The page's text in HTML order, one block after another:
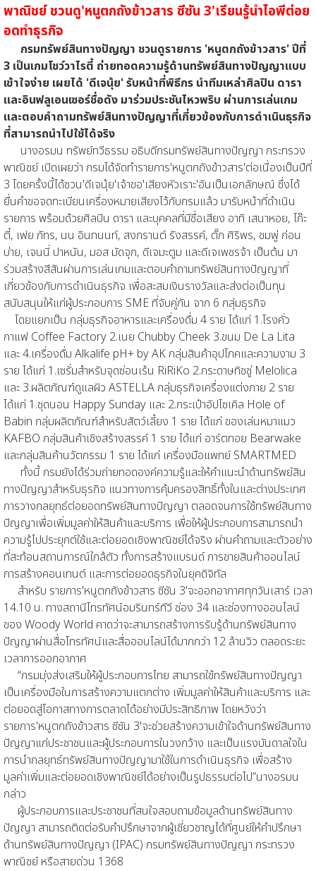
พาณิชย์ ชวนดู'หนูตกถังข้าวสาร ซีซัน 3'เรียนรู้นำไอพีต่อย
อดทำธุรกิจ
กรมทรัพย์สินทางปัญญา ชวนดูรายการ 'หนูตกถังข้าวสาร' ปีที่
3 เป็นเกมโชว์วาไรตี้ ถ่ายทอดความรู้ด้านทรัพย์สินทางปัญญาแบบ
เข้าใจง่าย เผยได้ 'ดีเจนุ้ย' รับหน้าที่พิธีกร นำทีมเหล่าศิลปิน ดารา
และอินฟลูเอนเซอร์ชื่อดัง มาร่วมประชันไหวพริบ ผ่านการเล่นเกม
และตอบคำถามทรัพย์สินทางปัญญาที่เกี่ยวข้องกับการดำเนินธุรกิจ
ที่สามารถนำไปใช้ได้จริง
นางอรมน ทรัพย์ทวีธรรม อธิบดีกรมทรัพย์สินทางปัญญา กระทรวง
พาณิชย์ เปิดเผยว่า กรมได้จัดทำรายการ'หนูตกถังข้าวสาร'ต่อเนื่องเป็นปีที่
3 โดยครั้งนี้ได้ชวน'ดีเจนุ้ย'เจ้าขอ'เสียงหัวเราะ'อันเป็นเอกลักษณ์ ซึ่งได้
ยื่นคำขอจดทะเบียนเครื่องหมายเสียงไว้กับกรมแล้ว มารับหน้าที่ดำเนิน
รายการ พร้อมด้วยศิลปิน ดารา และบุคคลที่มีชื่อเสียง อาทิ เสนาหอย, โก๊ะ
ตี๋, เฟย ภัทร, นน อินทนนท์, สงกรานต์ รังสรรค์, ตั๊ก ศิริพร, ชมพู่ ก่อน
บ่าย, เจนนี่ ปาหนัน, มอส มัดจุก, ดีเจมะตูม และดีเจเพชรจ้า เป็นต้น มา
ร่วมสร้างสีสันผ่านการเล่นเกมและตอบคำถามทรัพย์สินทางปัญญาที่
เกี่ยวข้องกับการดำเนินธุรกิจ เพื่อสะสมเงินรางวัลและส่งต่อเป็นทุน
สนับสนุนให้แก่ผู้ประกอบการ SME ที่จับคู่กัน จาก 6 กลุ่มธุรกิจ
โดยแยกเป็น กลุ่มธุรกิจอาหารและเครื่องดื่ม 4 ราย ได้แก่ 1.โรงคั่ว
กาแฟ Coffee Factory 2.เนย Chubby Cheek 3.ขนม De La Lita
และ 4.เครื่องดื่ม Alkalife pH+ by AK กลุ่มสินค้าอุปโภคและความงาม 3
ราย ได้แก่ 1.เซรั่มสำหรับจุดซ่อนเร้น RiRiKo 2.กระดาษทิชชู่ Melolica
และ 3.ผลิตภัณฑ์ดูแลผิว ASTELLA กลุ่มธุรกิจเครื่องแต่งกาย 2 ราย
ได้แก่ 1.ชุดนอน Happy Sunday และ 2.กระเป๋าอัปไซเคิล Hole of
Babin กลุ่มผลิตภัณฑ์สำหรับสัตว์เลี้ยง 1 ราย ได้แก่ ของเล่นหมาแมว
KAFBO กลุ่มสินค้าเชิงสร้างสรรค์ 1 ราย ได้แก่ อาร์ตทอย Bearwake
และกลุ่มสินค้านวัตกรรม 1 ราย ได้แก่ เครื่องมือแพทย์ SMARTMED
ทั้งนี้ กรมยังได้ร่วมถ่ายทอดองค์ความรู้และให้คำแนะนำด้านทรัพย์สิน
ทางปัญญาสำหรับธุรกิจ แนวทางการคุ้มครองสิทธิ์ทั้งในและต่างประเทศ
การวางกลยุทธ์ต่อยอดทรัพย์สินทางปัญญา ตลอดจนการใช้ทรัพย์สินทาง
ปัญญาเพื่อเพิ่มมูลค่าให้สินค้าและบริการ เพื่อให้ผู้ประกอบการสามารถนำ
ความรู้ไปประยุกต์ใช้และต่อยอดเชิงพาณิชย์ได้จริง ผ่านคำถามและตัวอย่าง
ที่สะท้อนสถานการณ์ใกล้ตัว ทั้งการสร้างแบรนด์ การขายสินค้าออนไลน์
การสร้างคอนเทนต์ และการต่อยอดธุรกิจในยุคดิจิทัล
สำหรับ รายการ'หนูตกถังข้าวสาร ซีซัน 3'จะออกอากาศทุกวันเสาร์ เวลา
14.10 น. ทางสถานีโทรทัศน์อมรินทร์ทีวี ช่อง 34 และช่องทางออนไลน์
ของ Woody World คาดว่าจะสามารถสร้างการรับรู้ด้านทรัพย์สินทาง
ปัญญาผ่านสื่อโทรทัศน์และสื่อออนไลน์ได้มากกว่า 12 ล้านวิว ตลอดระยะ
เวลาการออกอากาศ
“กรมมุ่งส่งเสริมให้ผู้ประกอบการไทย สามารถใช้ทรัพย์สินทางปัญญา
เป็นเครื่องมือในการสร้างความแตกต่าง เพิ่มมูลค่าให้สินค้าและบริการ และ
ต่อยอดสู่โอกาสทางการตลาดได้อย่างมีประสิทธิภาพ โดยหวังว่า
รายการ'หนูตกถังข้าวสาร ซีซัน 3'จะช่วยสร้างความเข้าใจด้านทรัพย์สินทาง
ปัญญาแก่ประชาชนและผู้ประกอบการในวงกว้าง และเป็นแรงบันดาลใจใน
การนำกลยุทธ์ทรัพย์สินทางปัญญามาใช้ในการดำเนินธุรกิจ เพื่อสร้าง
มูลค่าเพิ่มและต่อยอดเชิงพาณิชย์ได้อย่างเป็นรูปธรรมต่อไป”นางอรมน
กล่าว
ผู้ประกอบการและประชาชนที่สนใจสอบถามข้อมูลด้านทรัพย์สินทาง
ปัญญา สามารถติดต่อรับคำปรึกษาจากผู้เชี่ยวชาญได้ที่ศูนย์ให้คำปรึกษา
ด้านทรัพย์สินทางปัญญา (IPAC) กรมทรัพย์สินทางปัญญา กระทรวง
พาณิชย์ หรือสายด่วน 1368